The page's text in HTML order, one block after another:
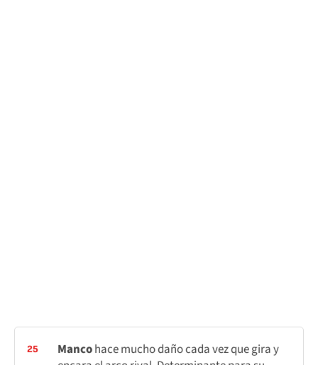
25 Mancohace mucho daño cada vez que gira y